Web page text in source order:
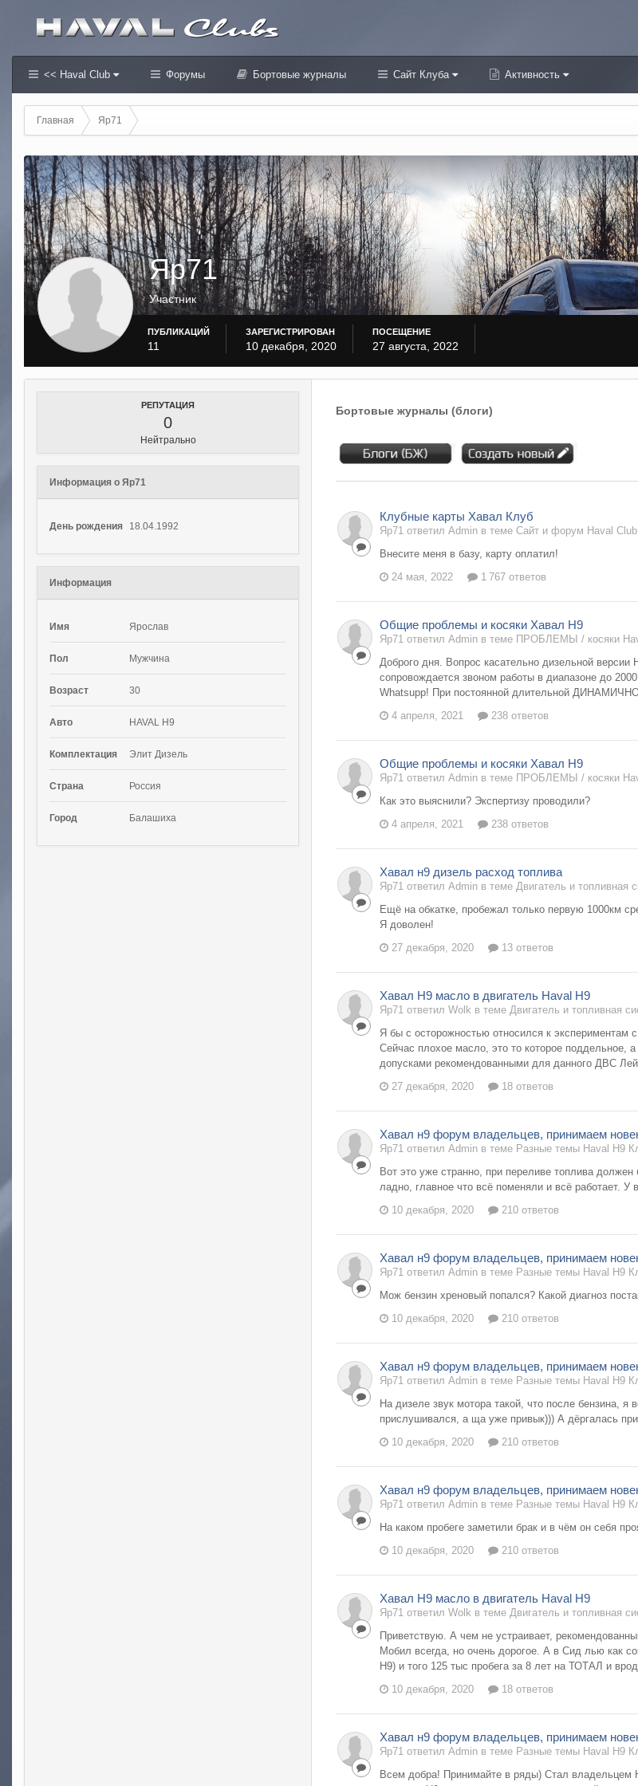
<< Haval Club Форумы Бортовые журналы Сайт Клуба Активность
Главная Яр71
Яр71
Участник
ПУБЛИКАЦИЙ
11
ЗАРЕГИСТРИРОВАН
10 декабря, 2020
ПОСЕЩЕНИЕ
27 августа, 2022
РЕПУТАЦИЯ
0
Нейтрально
Информация о Яр71
День рождения 18.04.1992
Информация
Имя Ярослав
Пол Мужчина
Возраст 30
Авто HAVAL H9
Комплектация Элит Дизель
Страна Россия
Город Балашиха
Бортовые журналы (блоги)
Клубные карты Хавал Клуб
Яр71 ответил Admin в теме Сайт и форум Haval Club
Внесите меня в базу, карту оплатил!
24 мая, 2022
1 767 ответов
Общие проблемы и косяки Хавал Н9
Яр71 ответил Admin в теме ПРОБЛЕМЫ / косяки
Доброго дня. Вопрос касательно дизельной
сопровождается звоном работы в диапазоне до
Whatsupp! При постоянной длительной ДИНАМИЧНОЙ
4 апреля, 2021
238 ответов
Общие проблемы и косяки Хавал Н9
Яр71 ответил Admin в теме ПРОБЛЕМЫ / косяки
Как это выяснили? Экспертизу проводили?
4 апреля, 2021
238 ответов
Хавал н9 дизель расход топлива
Яр71 ответил Admin в теме Двигатель и топливная
Ещё на обкатке, пробежал только первую 1000км
Я доволен!
27 декабря, 2020
13 ответов
Хавал Н9 масло в двигатель Haval H9
Яр71 ответил Wolk в теме Двигатель и топливная
Я бы с осторожностью относился к экспериментам
Сейчас плохое масло, это то которое
допусками рекомендованными для данного ДВС
27 декабря, 2020
18 ответов
Хавал н9 форум владельцев, принимаем
Яр71 ответил Admin в теме Разные темы Haval H9
Вот это уже странно, при переливе топлива
ладно, главное что всё поменяли и всё работает.
10 декабря, 2020
210 ответов
Хавал н9 форум владельцев, принимаем
Яр71 ответил Admin в теме Разные темы Haval H9
Мож бензин хреновый попался? Какой диагноз
10 декабря, 2020
210 ответов
Хавал н9 форум владельцев, принимаем
Яр71 ответил Admin в теме Разные темы Haval H9
На дизеле звук мотора такой, что после бензина,
прислушивался, а ща уже привык))) А дёргалась
10 декабря, 2020
210 ответов
Хавал н9 форум владельцев, принимаем
Яр71 ответил Admin в теме Разные темы Haval H9
На каком пробеге заметили брак и в чём он себя
10 декабря, 2020
210 ответов
Хавал Н9 масло в двигатель Haval H9
Яр71 ответил Wolk в теме Двигатель и топливная
Приветствую. А чем не устраивает,
Мобил всегда, но очень дорогое. А в Сид лью как
Н9) и того 125 тыс пробега за 8 лет на ТОТАЛ и
10 декабря, 2020
18 ответов
Хавал н9 форум владельцев, принимаем
Яр71 ответил Admin в теме Разные темы Haval H9
Всем добра! Принимайте в ряды) Стал